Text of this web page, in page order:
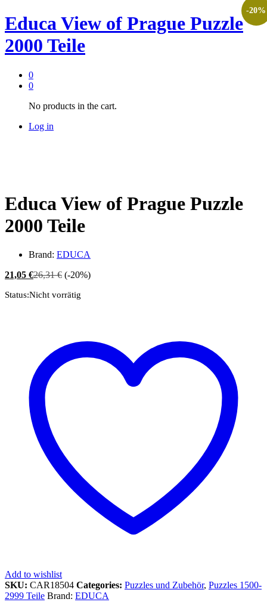
Educa View of Prague Puzzle
2000 Teile
0
0
No products in the cart.
Log in
Educa View of Prague Puzzle
2000 Teile
Brand: EDUCA
21,05 €26,31€ (-20%)
Status:Nicht vorrätig
Add to wishlist
SKU: CAR18504 Categories: Puzzles und Zubehör, Puzzles 1500-
2999 Teile Brand: EDUCA
-20%